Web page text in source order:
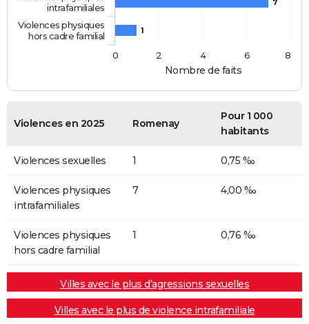
Nombre de faits
7
1
intrafamiliales
Violences physiques
hors cadre familial
0
2 4 6 8
Violences en 2025 Romenay
Pour 1 000
habitants
Violences sexuelles 1 0,75 ‰
Violences physiques
intrafamiliales
7 4,00 ‰
Violences physiques
hors cadre familial
1 0,76 ‰
Villes avec le plus d'agressions sexuelles
Villes avec le plus de violence intrafamiliale